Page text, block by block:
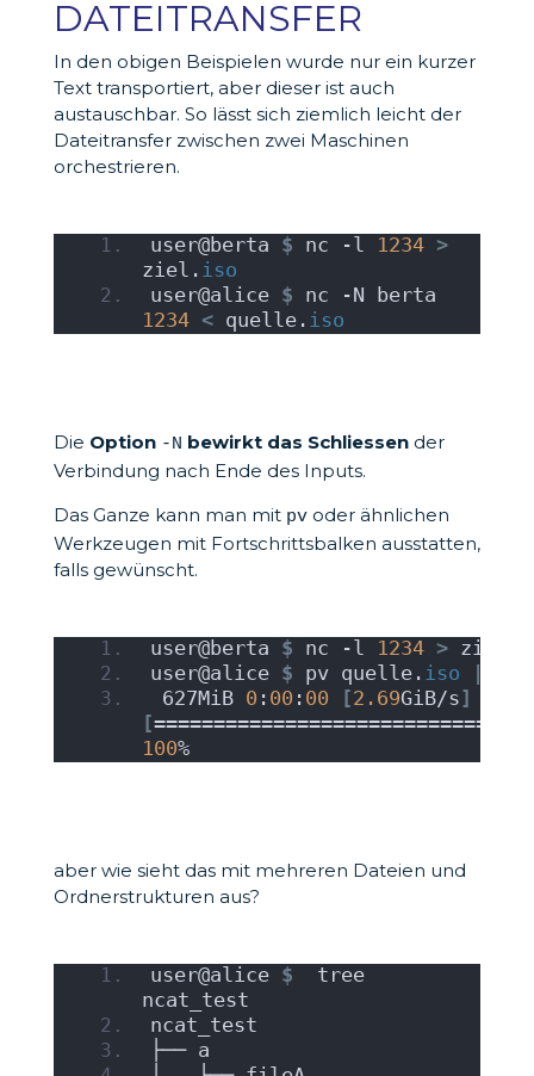
DATEITRANSFER
In den obigen Beispielen wurde nur ein kurzer
Text transportiert, aber dieser ist auch
austauschbar. So lässt sich ziemlich leicht der
Dateitransfer zwischen zwei Maschinen
orchestrieren.
user@berta $ nc -l 1234 >
ziel. iso
user@alice $
1234 < quelle. iso
Die Option -N bewirkt das Schliessender
Verbindung nach Ende des Inputs.
Das Ganze kann man mit pvoder ähnlichen
Werkzeugen mit Fortschrittsbalken ausstatten,
falls gewünscht.
user@berta $ nc -l 1234 > ziel.
user@alice $ pv quelle. iso
627MiB 0 : 00 : 00 [2.69GiB/s]
[
100%
aber wie sieht das mit mehreren Dateien und
Ordnerstrukturen aus?
user@alice $
  tree
ncat_test
ncat_test
├── a